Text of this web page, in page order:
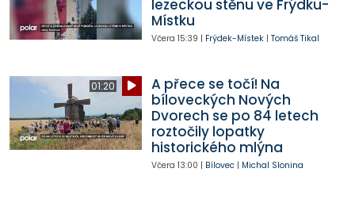
lezeckou stěnu ve Frýdku-
Místku
Včera 15:39 | Frýdek-Místek| Tomáš Tikal
01:20
A přece se točí! Na
bíloveckých Nových
Dvorech se po 84 letech
roztočily lopatky
historického mlýna
Včera 13:00 | Bílovec| Michal Slonina